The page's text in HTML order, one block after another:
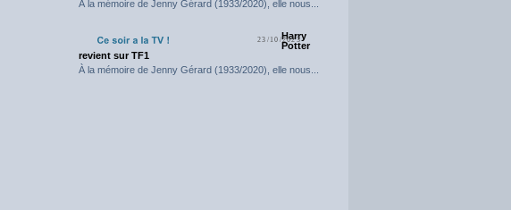
À la mémoire de Jenny Gérard (1933/2020), elle nous...
23/10/2023
Harry
Potter
revient sur TF1
À la mémoire de Jenny Gérard (1933/2020), elle nous...